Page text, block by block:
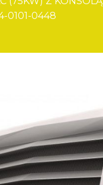
0101-0448